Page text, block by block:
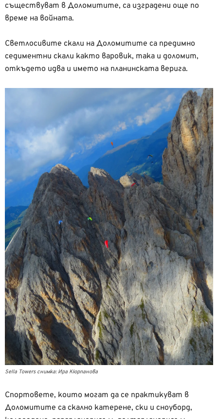
съществуват в Доломитите, са изградени още по
време на войната.
Светлосивите скали на Доломитите са предимно
седиментни скали както варовик, така и доломит,
откъдето идва и името на планинската верига.
Sella Towers снимка: Ира Кюрпанова
Спортовете, които могат да се практикуват в
Доломитите са скално катерене, ски и сноуборд,